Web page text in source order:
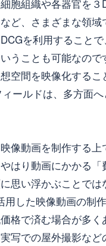
胞組織や各器官を３
ど、さまざまな領域
を利用すること
うことも可能なので
空間を映像化するこ
ールドは、多方面
像動画を制作する上
はり動画にかかる「
思い浮かぶことでは
用した映像動画の制
格で済む場合が多く
写での屋外撮影など